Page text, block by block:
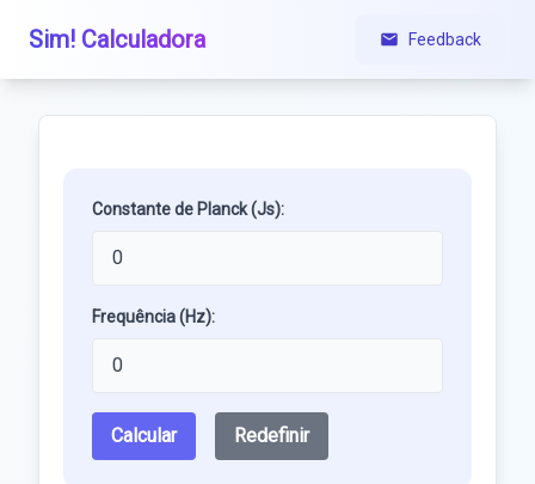
Sim! Calculadora Feedback
Constante de Planck (Js):
Frequência (Hz):
Calcular Redefinir